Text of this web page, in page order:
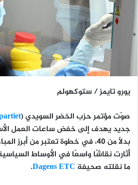
يورو تايمز / ستوكهولم
صوّتمؤتمر حزب الخضر السويدي (
جديد يهدف إلىخفض ساعات العمل
بدلًا من 40، في خطوة تعتبر من أبرز
أثارت نقاشًا واسعًا في الأوساط
ما نقلته صحيفة Dagens ETC
.